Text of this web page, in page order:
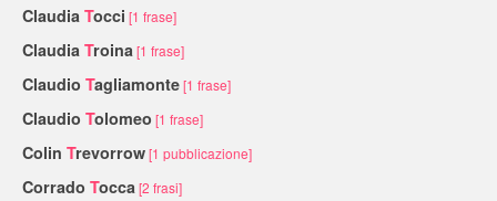
Claudia Tocci [1 frase]
Claudia Troina [1 frase]
Claudio Tagliamonte[1 frase]
Claudio Tolomeo [1 frase]
Colin Trevorrow[1 pubblicazione]
Corrado Tocca [2 frasi]